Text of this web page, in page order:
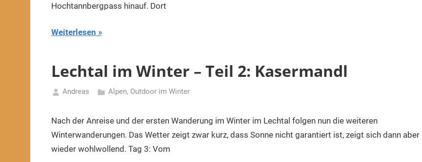
Hochtannbergpass hinauf. Dort
Weiterlesen
Lechtal im Winter – Teil 2: Kasermandl
Januar
2022
Andreas Alpen, Outdoor im Winter
Nach der Anreise und der ersten Wanderung im Winter im Lechtal folgen nun die weiteren
Winterwanderungen. Das Wetter zeigt zwar kurz, dass Sonne nicht garantiert ist, zeigt sich dann aber
wieder wohlwollend. Tag 3: Vom